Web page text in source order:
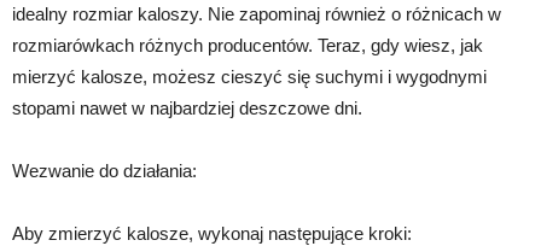
idealny rozmiar kaloszy. Nie zapominaj również o różnicach w
rozmiarówkach różnych producentów. Teraz, gdy wiesz, jak
mierzyć kalosze, możesz cieszyć się suchymi i wygodnymi
stopami nawet w najbardziej deszczowe dni.
Wezwanie do działania:
Aby zmierzyć kalosze, wykonaj następujące kroki: